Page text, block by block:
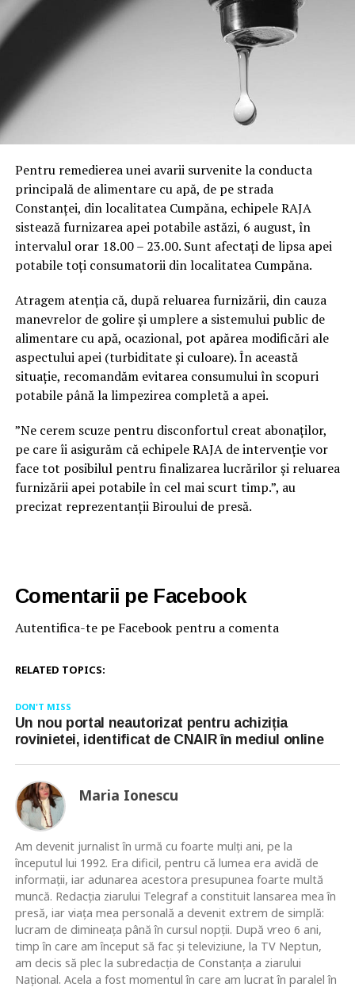
Pentru remedierea unei avarii survenite la conducta
principală de alimentare cu apă, de pe strada
Constanței, din localitatea Cumpăna, echipele RAJA
sistează furnizarea apei potabile astăzi, 6 august, în
intervalul orar 18.00 – 23.00. Sunt afectați de lipsa apei
potabile toți consumatorii din localitatea Cumpăna.
Atragem atenția că, după reluarea furnizării, din cauza
manevrelor de golire și umplere a sistemului public de
alimentare cu apă, ocazional, pot apărea modificări ale
aspectului apei (turbiditate și culoare). În această
situație, recomandăm evitarea consumului în scopuri
potabile până la limpezirea completă a apei.
”Ne cerem scuze pentru disconfortul creat abonaților,
pe care îi asigurăm că echipele RAJA de intervenție vor
face tot posibilul pentru finalizarea lucrărilor și reluarea
furnizării apei potabile în cel mai scurt timp.”, au
precizat reprezentanții Biroului de presă.
Comentarii pe Facebook
Autentifica-te pe Facebook pentru a comenta
RELATED TOPICS:
DON'T MISS
Un nou portal neautorizat pentru achiziția
rovinietei, identificat de CNAIR în mediul online
Maria Ionescu
Am devenit jurnalist în urmă cu foarte mulţi ani, pe la
începutul lui 1992. Era dificil, pentru că lumea era avidă de
informaţii, iar adunarea acestora presupunea foarte multă
muncă. Redacţia ziarului Telegraf a constituit lansarea mea în
presă, iar viaţa mea personală a devenit extrem de simplă:
lucram de dimineaţa până în cursul nopţii. După vreo 6 ani,
timp în care am început să fac şi televiziune, la TV Neptun,
am decis să plec la subredacţia de Constanţa a ziarului
Naţional. Acela a fost momentul în care am lucrat în paralel în